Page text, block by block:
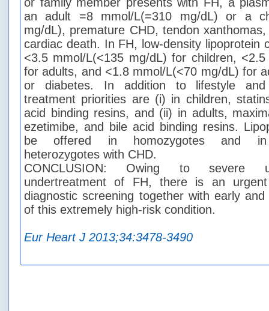
an adult =8 mmol/L(=310 mg/dL) or a
mg/dL), premature CHD, tendon
cardiac death. In FH, low-density lipoprotein
<3.5 mmol/L(<135 mg/dL) for children,
for adults, and <1.8 mmol/L(<70 mg/dL) for
or diabetes. In addition to lifestyle and
treatment priorities are (i) in children,
acid binding resins, and (ii) in adults,
ezetimibe, and bile acid binding resins.
be offered in homozygotes and in
heterozygotes with CHD.
CONCLUSION: Owing to severe
undertreatment of FH, there is an
diagnostic screening together with early
of this extremely high-risk condition.
Eur Heart J 2013;34:3478-3490